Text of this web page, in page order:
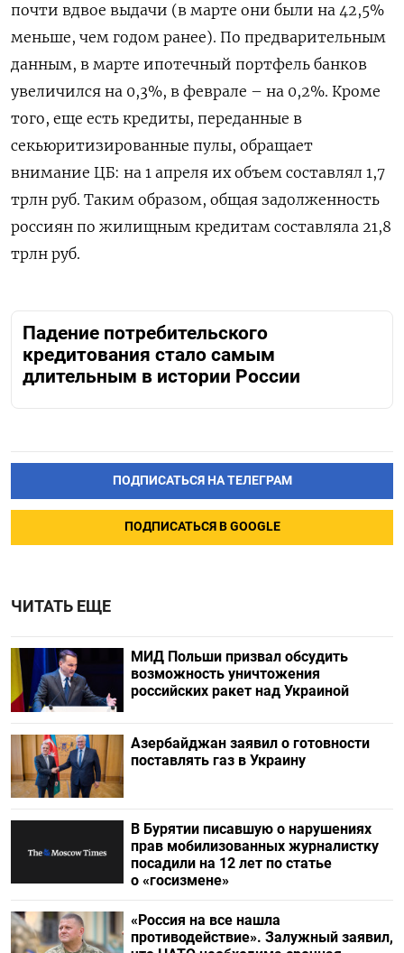
почти вдвое выдачи (в марте они были на 42,5%
меньше, чем годом ранее). По предварительным
данным, в марте ипотечный портфель банков
увеличился на 0,3%, в феврале – на 0,2%. Кроме
того, еще есть кредиты, переданные в
секьюритизированные пулы, обращает
внимание ЦБ: на 1 апреля их объем составлял 1,7
трлн руб. Таким образом, общая задолженность
россиян по жилищным кредитам составляла 21,8
трлн руб.
Падение потребительского
кредитования стало самым
длительным в истории России
ПОДПИСАТЬСЯ НА ТЕЛЕГРАМ
ПОДПИСАТЬСЯ В GOOGLE
ЧИТАТЬ ЕЩЕ
МИД Польши призвал обсудить
возможность уничтожения
российских ракет над Украиной
Азербайджан заявил о готовности
поставлять газ в Украину
В Бурятии писавшую о нарушениях
прав мобилизованных журналистку
посадили на 12 лет по статье
о «госизмене»
«Россия на все нашла
противодействие». Залужный заявил,